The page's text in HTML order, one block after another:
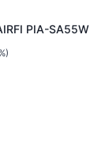
PIA-SA55W